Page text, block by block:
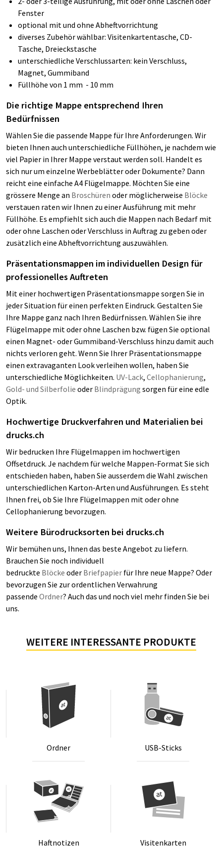
Fenster
optional mit und ohne Abheftvorrichtung
diverses Zubehör wählbar: Visitenkartentasche, CD-
Tasche, Dreieckstasche
unterschiedliche Verschlussarten: kein Verschluss,
Magnet, Gummiband
Füllhöhe von 1 mm - 10 mm
Die richtige Mappe entsprechend Ihren
Bedürfnissen
Wählen Sie die passende Mappe für Ihre Anforderungen. Wir
bieten Ihnen auch unterschiedliche Füllhöhen, je nachdem wie
viel Papier in Ihrer Mappe verstaut werden soll. Handelt es
sich nur um einzelne Werbeblätter oder Dokumente? Dann
reicht eine einfache A4 Flügelmappe. Möchten Sie eine
grössere Menge an Broschüren oder möglicherweise Blöcke
verstauen raten wir Ihnen zu einer Ausführung mit mehr
Füllhöhe. Es empfiehlt sich auch die Mappen nach Bedarf mit
oder ohne Laschen oder Verschluss in Auftrag zu geben oder
zusätzlich eine Abheftvorrichtung auszuwählen.
Präsentationsmappen im individuellen Design für
professionelles Auftreten
Mit einer hochwertigen Präsentationsmappe sorgen Sie in
jeder Situation für einen perfekten Eindruck. Gestalten Sie
Ihre Mappe ganz nach Ihren Bedürfnissen. Wählen Sie ihre
Flügelmappe mit oder ohne Laschen bzw. fügen Sie optional
einen Magnet- oder Gummiband-Verschluss hinzu damit auch
nichts verloren geht. Wenn Sie Ihrer Präsentationsmappe
einen extravaganten Look verleihen wollen, haben Sie
unterschiedliche Möglichkeiten. UV-Lack, Cellophanierung,
Gold- und Silberfolie oder Blindprägung sorgen für eine edle
Optik.
Hochwertige Druckverfahren und Materialien bei
drucks.ch
Wir bedrucken Ihre Flügelmappen im hochwertigen
Offsetdruck. Je nachdem für welche Mappen-Format Sie sich
entschieden haben, haben Sie ausserdem die Wahl zwischen
unterschiedlichen Karton-Arten und Ausführungen. Es steht
Ihnen frei, ob Sie Ihre Flügelmappen mit oder ohne
Cellophanierung bevorzugen.
Weitere Bürodrucksorten bei drucks.ch
Wir bemühen uns, Ihnen das beste Angebot zu liefern.
Brauchen Sie noch individuell
bedruckte Blöcke oder Briefpapier für Ihre neue Mappe? Oder
bevorzugen Sie zur ordentlichen Verwahrung
passende Ordner? Auch das und noch viel mehr finden Sie bei
uns.
WEITERE INTERESSANTE PRODUKTE
Ord­ner USB-Sticks
Haft­no­ti­zen Vi­si­ten­kar­ten